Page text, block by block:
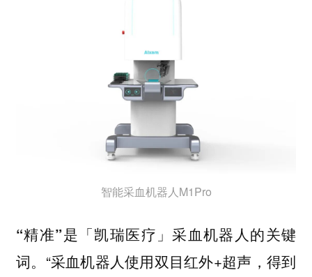
智能采血机器人M1Pro
“精准”是「凯瑞医疗」采血机器人的关键
词。 “采血机器人使用双目红外+超声，得到